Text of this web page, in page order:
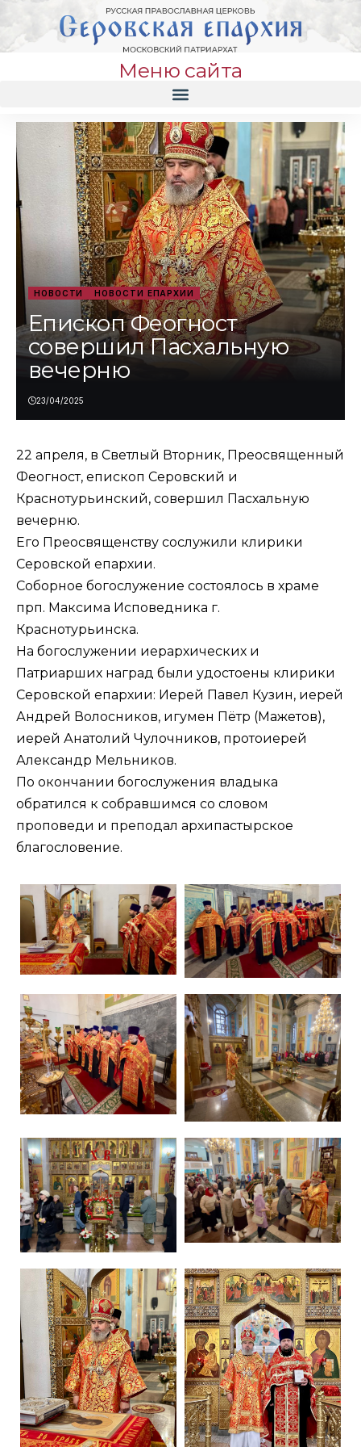
Меню сайта
НОВОСТИ НОВОСТИ ЕПАРХИИ
Епископ Феогност
совершил Пасхальную
вечерню
23/04/2025
22 апреля, в Светлый Вторник, Преосвященный
Феогност, епископ Серовский и
Краснотурьинский, совершил Пасхальную
вечерню.
Его Преосвященству сослужили клирики
Серовской епархии.
Соборное богослужение состоялось в храме
прп. Максима Исповедника г.
Краснотурьинска.
На богослужении иерархических и
Патриарших наград были удостоены клирики
Серовской епархии: Иерей Павел Кузин, иерей
Андрей Волосников, игумен Пётр (Мажетов),
иерей Анатолий Чулочников, протоиерей
Александр Мельников.
По окончании богослужения владыка
обратился к собравшимся со словом
проповеди и преподал архипастырское
благословение.